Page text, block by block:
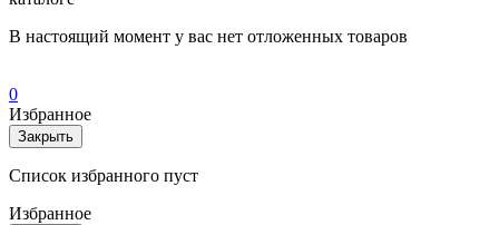
В настоящий момент у вас нет отложенных товаров
0
Избранное
Закрыть
Список избранного пуст
Избранное